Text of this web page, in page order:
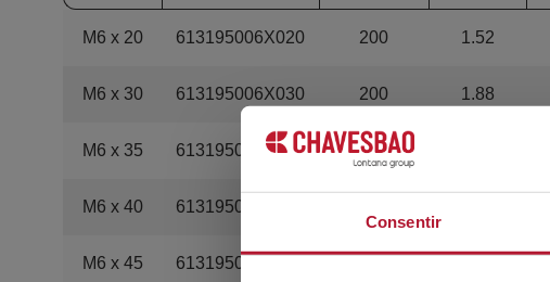
Consentir
M6 x 20 613195006X020 200 1.52
M6 x 30 613195006X030 200 1.88
M6 x 35 613195006X035 200
M6 x 40 613195006X040
M6 x 45 613195006X045